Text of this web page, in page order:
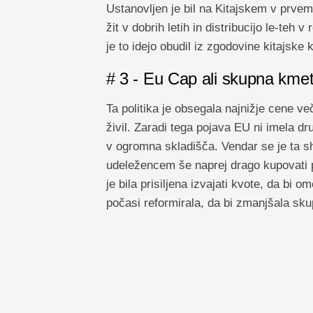
Ustanovljen je bil na Kitajskem v
žit v dobrih letih in distribucijo le-teh v
je to idejo obudil iz zgodovine kitajske
# 3 - Eu Cap ali skupna
Ta politika je obsegala najnižje cene
živil. Zaradi tega pojava EU ni imela
v ogromna skladišča. Vendar se je ta
udeležencem še naprej drago
je bila prisiljena izvajati kvote, da bi
počasi reformirala, da bi zmanjšala